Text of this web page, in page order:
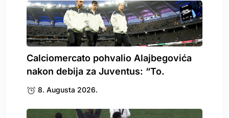
Calciomercato pohvalio Alajbegovića
nakon debija za Juventus: “To.
8. Augusta 2026.